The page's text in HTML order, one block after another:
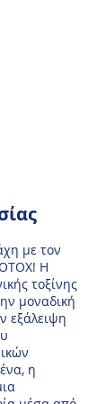
με τον
H
τοξίνης
μοναδική
εξάλειψη
η